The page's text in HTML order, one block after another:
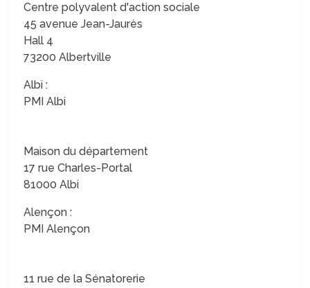
Centre polyvalent d'action sociale
45 avenue Jean-Jaurès
Hall 4
73200 Albertville
Albi :
PMI Albi
Maison du département
17 rue Charles-Portal
81000 Albi
Alençon :
PMI Alençon
11 rue de la Sénatorerie